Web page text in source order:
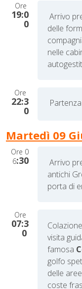
Ore
19:0
0
Arrivo
delle
nelle
Ore
22:3
0
Martedì 09
Ore 0
6:30 Arrivo
antichi
porta di
Ore
07:3
0
visita
famosa
golfo
delle
coste